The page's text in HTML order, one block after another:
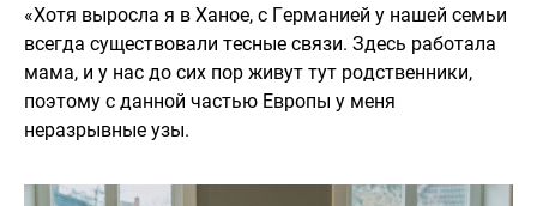
«Хотя выросла я в Ханое, с Германией у нашей семьи
всегда существовали тесные связи. Здесь работала
мама, и у нас до сих пор живут тут родственники,
поэтому с данной частью Европы у меня
неразрывные узы.